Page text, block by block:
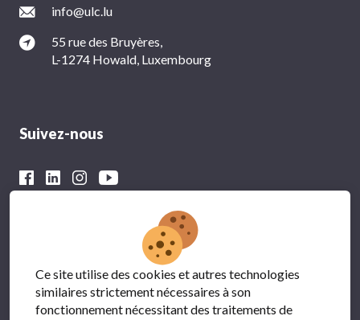
info@ulc.lu
55 rue des Bruyères,
L-1274 Howald, Luxembourg
Suivez-nous
Avec le soutien financier du
Ce site utilise des cookies et autres technologies
similaires strictement nécessaires à son
fonctionnement nécessitant des traitements de